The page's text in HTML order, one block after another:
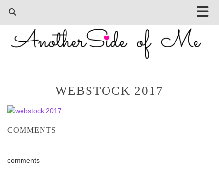
WEBSTOCK 2017
COMMENTS
comments